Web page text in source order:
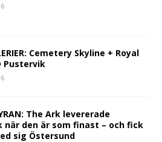
Cemetery Skyline + Royal
Pustervik
The Ark levererade
när den är som finast – och fick
sig Östersund